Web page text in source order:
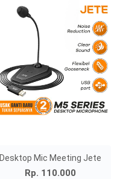
Desktop Mic Meeting Jete
Rp. 110.000